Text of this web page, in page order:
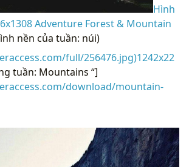
Hình
Adventure Forest & Mountain
nền của tuần: núi)
full/256476.jpg)1242x22
tuần: Mountains “]
download/mountain-